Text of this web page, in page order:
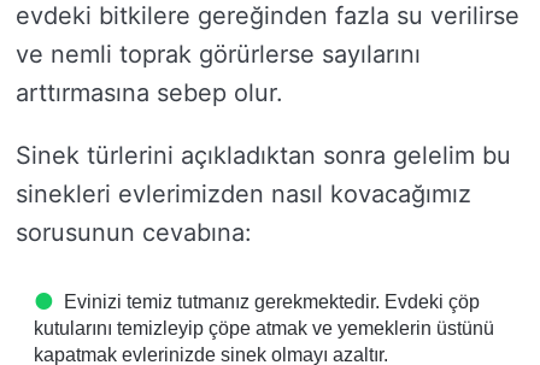
evdeki bitkilere gereğinden fazla su verilirse
ve nemli toprak görürlerse sayılarını
arttırmasına sebep olur.
Sinek türlerini açıkladıktan sonra gelelim bu
sinekleri evlerimizden nasıl kovacağımız
sorusunun cevabına:
Evinizi temiz tutmanız gerekmektedir. Evdeki çöp
kutularını temizleyip çöpe atmak ve yemeklerin üstünü
kapatmak evlerinizde sinek olmayı azaltır.